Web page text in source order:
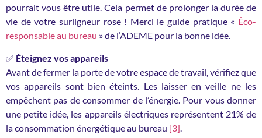
pourrait vous être utile. Cela permet de prolonger la durée de
vie de votre surligneur rose ! Merci le guide pratique « Éco-
responsable au bureau » de l’ADEME pour la bonne idée.
✅​ Éteignez vos appareils
Avant de fermer la porte de votre espace de travail, vérifiez que
vos appareils sont bien éteints. Les laisser en veille ne les
empêchent pas de consommer de l’énergie. Pour vous donner
une petite idée, les appareils électriques représentent 21% de
la consommation énergétique au bureau [3]